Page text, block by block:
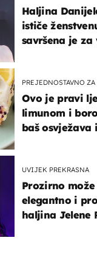
Haljina
ističe
savršena je za
PREJEDNOSTAVNO
Ovo je pravi
limunom i
baš
UVIJEK PREKRASNA
Prozirno
elegantno i
haljina Jelene